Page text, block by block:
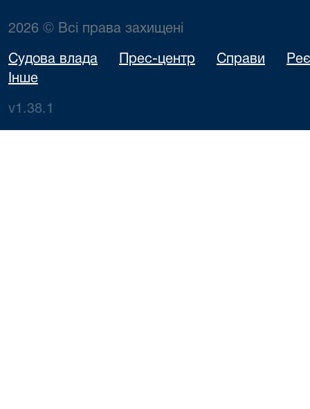
2026 © Всі права захищені
Судова влада Прес-центр Справи
Інше
v1.38.1